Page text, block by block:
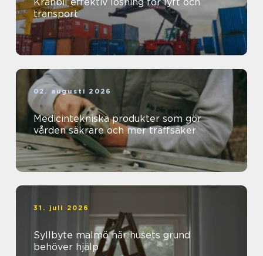
transport
02. augusti 2026
Medicintekniska produkter som gör
vården säkrare och mer träffsäker
31. juli 2026
Syllbyte malmö när husets grund
behöver hjälp